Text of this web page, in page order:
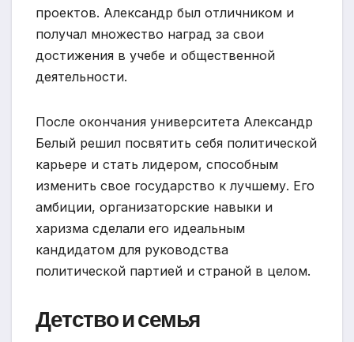
проектов. Александр был отличником и
получал множество наград за свои
достижения в учебе и общественной
деятельности.
После окончания университета Александр
Белый решил посвятить себя политической
карьере и стать лидером, способным
изменить свое государство к лучшему. Его
амбиции, организаторские навыки и
харизма сделали его идеальным
кандидатом для руководства
политической партией и страной в целом.
Детство и семья